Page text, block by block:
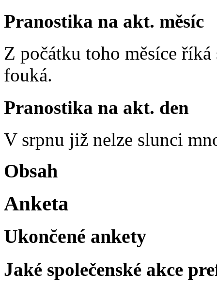
Pranostika na akt. měsíc
Z počátku toho měsíce
fouká.
Pranostika na akt. den
V srpnu již nelze slunci
Obsah
Anketa
Ukončené ankety
Jaké společenské akce